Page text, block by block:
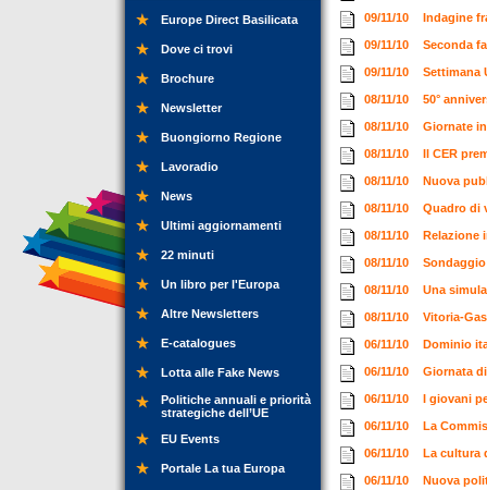
Europe Direct Basilicata
Dove ci trovi
Brochure
Newsletter
Buongiorno Regione
Lavoradio
News
Ultimi aggiornamenti
22 minuti
Un libro per l'Europa
Altre Newsletters
E-catalogues
Lotta alle Fake News
Politiche annuali e priorità
strategiche dell’UE
EU Events
Portale La tua Europa
09/11/10 Indagine
09/11/10 Seconda
09/11/10 Settimana
08/11/10 50°
08/11/10 Giornate
08/11/10 Il CER
08/11/10 Nuova
08/11/10 Quadro di
08/11/10 Relazione
08/11/10
08/11/10 Una
08/11/10 Vitoria-
06/11/10 Dominio
06/11/10 Giornata
06/11/10 I giovani
06/11/10 La
06/11/10 La cultura
06/11/10 Nuova